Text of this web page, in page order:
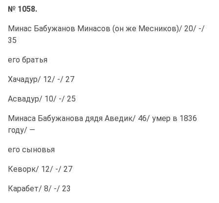
№ 1058.
Минас Бабужанов Минасов (он же Месников)/ 20/ -/
35
его братья
Хачадур/ 12/ -/ 27
Асвадур/ 10/ -/ 25
Минаса Бабужанова дядя Аведик/ 46/ умер в 1836
году/ —
его сыновья
Кеворк/ 12/ -/ 27
Карабет/ 8/ -/ 23